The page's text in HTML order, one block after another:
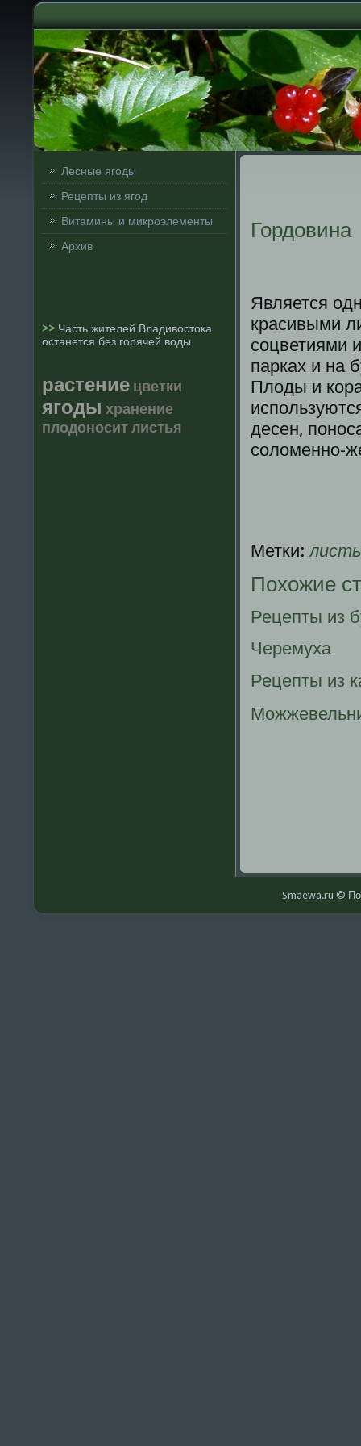
Лесные ягоды
Рецепты из ягод
Витамины и микроэлементы
Архив
>> Часть жителей Владивостока
останется без горячей воды
растение цветки
ягоды хранение
плодоноситлистья
Гордовина
Является
красивыми
сοцветиями
парках и на
Плοды и
десен,
соломенно-
Метки:
Похожие
Рецепты из
Черемуха
Рецепты из
Smaewa.ru ©